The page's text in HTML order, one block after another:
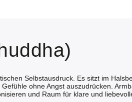
Selbstausdruck. Es sitzt im
ohne Angst auszudrücken.
und Raum für klare und